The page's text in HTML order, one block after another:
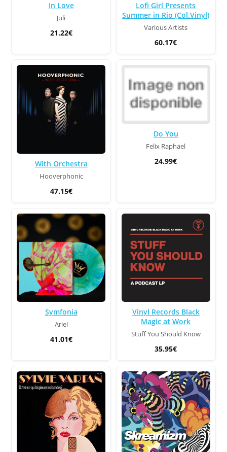
In Love
Juli
21.22€
Lofi Girl Presents
Summer in Rio (Col.Vinyl)
Various Artists
60.17€
With Orchestra
Hooverphonic
47.15€
Do You
Felix Raphael
24.99€
Symfonia
Ariel
41.01€
Vinyl Records Black
Magic at Work
Stuff You Should Know
35.95€